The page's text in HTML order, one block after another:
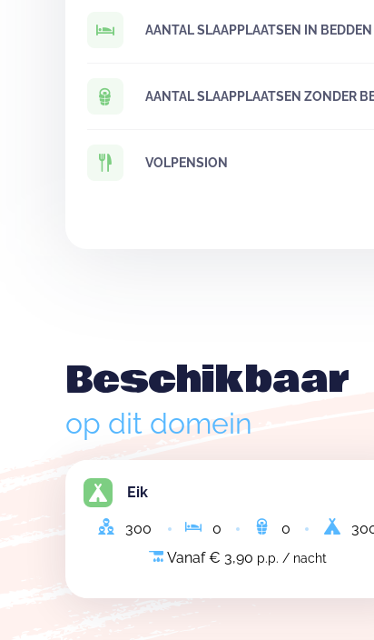
AANTAL SLAAPPLAATSEN IN BEDDEN
AANTAL SLAAPPLAATSEN ZONDER
VOLPENSION
Beschikbaar
op dit domein
Eik
300 0 0
Vanaf € 3,90 p.p. / nacht